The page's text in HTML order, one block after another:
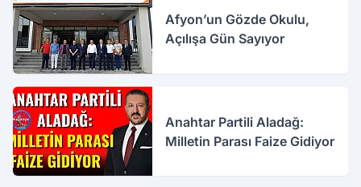
Afyon’un Gözde Okulu,
Açılışa Gün Sayıyor
Anahtar Partili Aladağ:
Milletin Parası Faize Gidiyor